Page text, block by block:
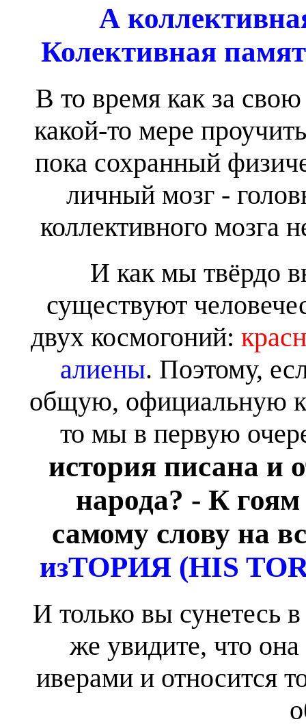
А
Колективная
В то время как за
какой-то мере
пока сохранный
личный мозг -
коллективного мозга
И как мы твёрдо
существуют
двух космогоний:
алиены. Поэтому,
общую, официальную
то мы в первую
история писана и
народа? - К
самому слову на
изТОРИЯ (HIS
И только вы сунетесь
же увидите, что она
иверами и относится